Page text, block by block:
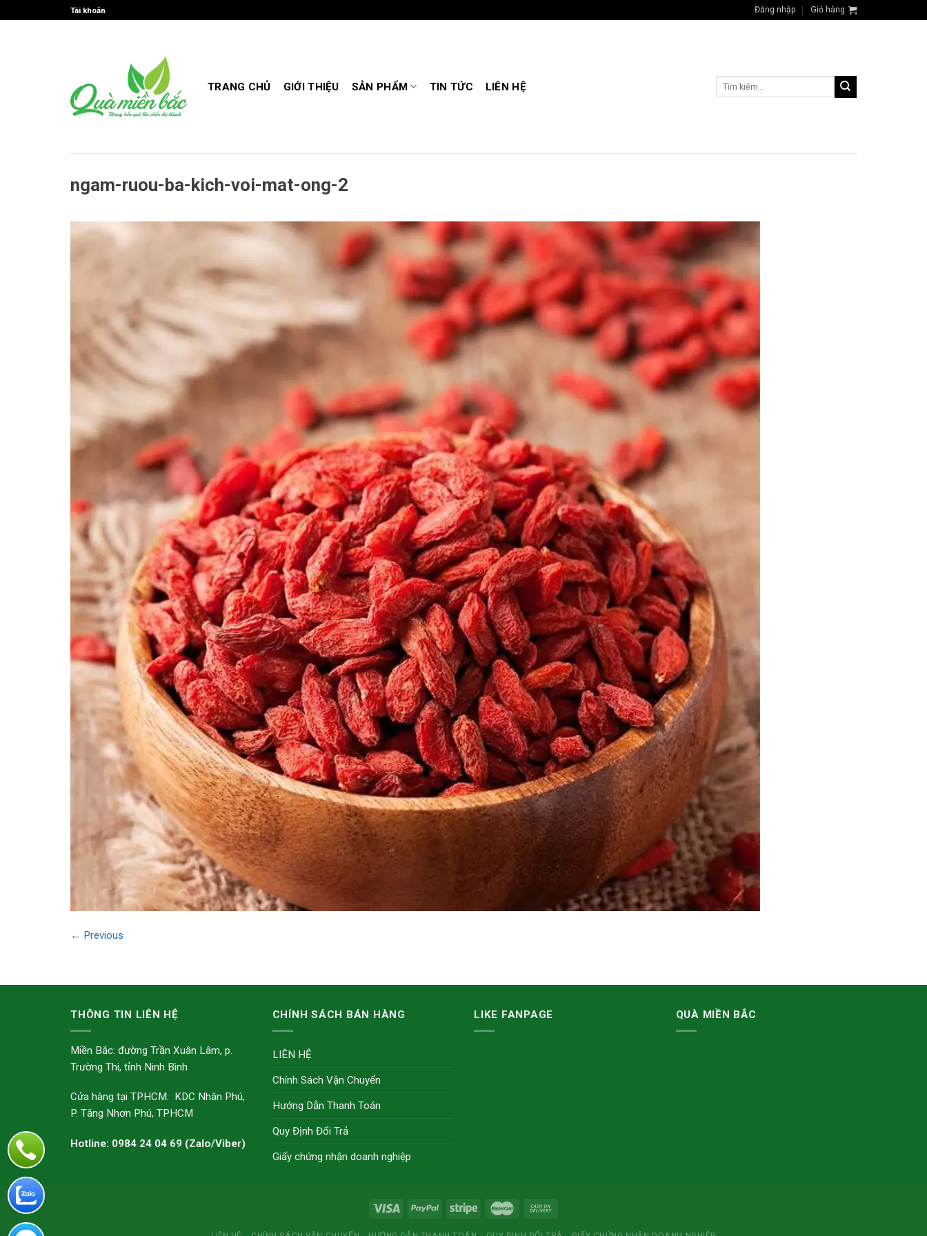
to
Tài khoản Đăng nhập Giỏ hàng
TRANG CHỦ GIỚI THIỆU SẢN PHẨM TIN TỨC LIÊN HỆ
Tìm
ngam-ruou-ba-kich-voi-mat-ong-2
← Previous
THÔNG TIN LIÊN HỆ
Miền Bắc: đường Trần Xuân Lâm, p.
Trường Thi, tỉnh Ninh Bình
Cửa hàng tại TPHCM: KDC Nhân Phú,
P. Tăng Nhơn Phú, TPHCM
Hotline: 0984 24 04 69 (Zalo/Viber)
CHÍNH SÁCH BÁN HÀNG
LIÊN HỆ
Chính Sách Vận Chuyển
Hướng Dẫn Thanh Toán
Quy Định Đổi Trả
Giấy chứng nhận doanh nghiệp
LIKE FANPAGE QUÀ MIỀN BẮC